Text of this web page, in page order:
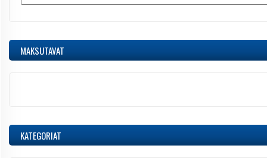
MAKSUTAVAT
KATEGORIAT